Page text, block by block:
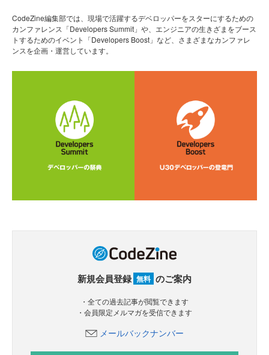
CodeZine編集部では、現場で活躍するデベロッパーをスターにするための
カンファレンス「Developers Summit」や、エンジニアの生きざまをブース
トするためのイベント「Developers Boost」など、さまざまなカンファレ
ンスを企画・運営しています。
新規会員登録 無料 のご案内
・全ての過去記事が閲覧できます
・会員限定メルマガを受信できます
メールバックナンバー